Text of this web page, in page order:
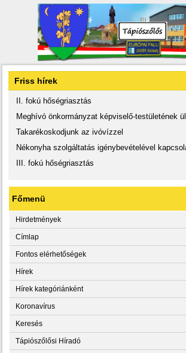
Friss hírek
II. fokú hőségriasztás
Meghívó önkormányzat képviselő-testületének
Takarékoskodjunk az ivóvízzel
Nékonyha szolgáltatás igénybevételével
III. fokú hőségriasztás
Főmenü
Hirdetmények
Címlap
Fontos elérhetőségek
Hírek
Hírek kategóriánként
Koronavírus
Keresés
Tápiószőlősi Híradó